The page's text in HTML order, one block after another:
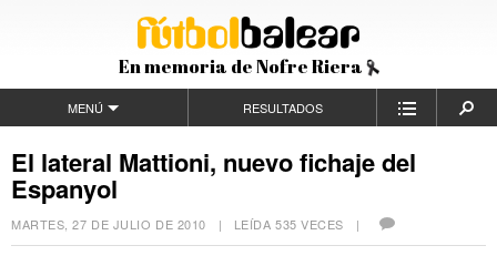
En memoria de Nofre Riera
MENÚ RESULTADOS
El lateral Mattioni, nuevo fichaje del
Espanyol
MARTES, 27 DE JULIO DE 2010 | LEÍDA 535 VECES |